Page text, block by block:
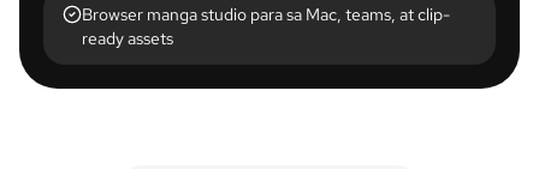
Browser manga studio para sa Mac, teams, at clip-
ready assets